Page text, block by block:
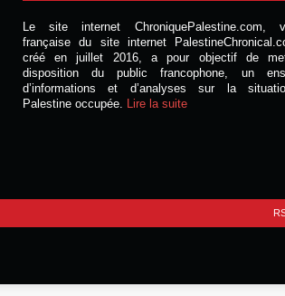
Le site internet ChroniquePalestine.com,
française du site internet
créé en juillet 2016, a pour objectif de
disposition du public francophone, un
d’informations et d’analyses sur la
Palestine occupée.
Lire la suite